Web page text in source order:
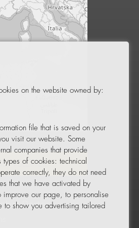
Leaflet © OpenStreetMap
on the website owned by:
file that is saved on your
visit our website. Some
companies that provide
of cookies: technical
correctly, they do not need
that we have activated by
our page, to personalise
to show you advertising tailored